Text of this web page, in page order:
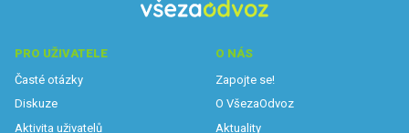
PRO UŽIVATELE
Časté otázky
Diskuze
Aktivita uživatelů
O NÁS
Zapojte se!
O VšezaOdvoz
Aktuality